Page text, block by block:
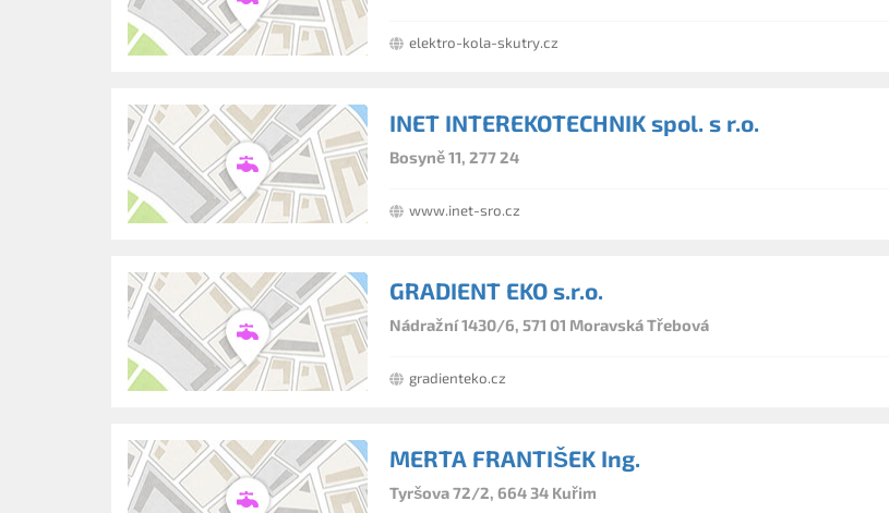
elektro-kola-skutry.cz
INET INTEREKOTECHNIK spol. s r.o.
Bosyně 11, 277 24
www.inet-sro.cz
GRADIENT EKO s.r.o.
Nádražní 1430/6, 571 01 Moravská Třebová
gradienteko.cz
MERTA FRANTIŠEK Ing.
Tyršova 72/2, 664 34 Kuřim